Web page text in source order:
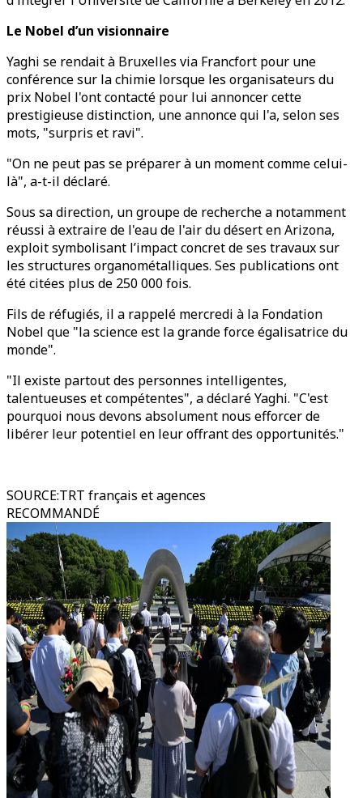
Le Nobel d’un visionnaire
Yaghi se rendait à Bruxelles via Francfort pour une
conférence sur la chimie lorsque les organisateurs du
prix Nobel l'ont contacté pour lui annoncer cette
prestigieuse distinction, une annonce qui l'a, selon ses
mots, "surpris et ravi".
"On ne peut pas se préparer à un moment comme celui-
là", a-t-il déclaré.
Sous sa direction, un groupe de recherche a notamment
réussi à extraire de l'eau de l'air du désert en Arizona,
exploit symbolisant l’impact concret de ses travaux sur
les structures organométalliques. Ses publications ont
été citées plus de 250 000 fois.
Fils de réfugiés, il a rappelé mercredi à la Fondation
Nobel que "la science est la grande force égalisatrice du
monde".
"Il existe partout des personnes intelligentes,
talentueuses et compétentes", a déclaré Yaghi. "C'est
pourquoi nous devons absolument nous efforcer de
libérer leur potentiel en leur offrant des opportunités."
SOURCE:TRT français et agences
RECOMMANDÉ